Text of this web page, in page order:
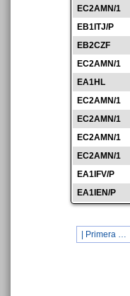
EC2AMN/1
EB1ITJ/P
EB2CZF
EC2AMN/1
EA1HL
EC2AMN/1
EC2AMN/1
EC2AMN/1
EC2AMN/1
EA1IFV/P
EA1IEN/P
| Primera …